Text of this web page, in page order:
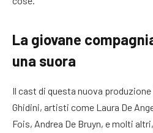
La giovane
una suora
Il cast di questa nuova
Ghidini, artisti come Laura De
Fois, Andrea De Bruyn, e molti